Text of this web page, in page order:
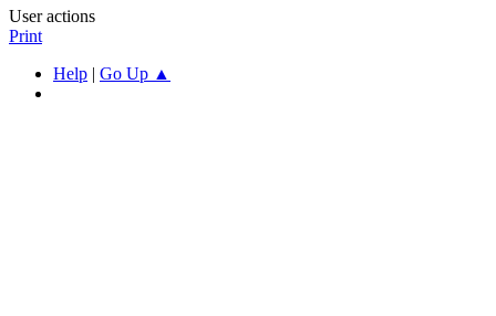
User actions
Print
Help
Go Up ▲